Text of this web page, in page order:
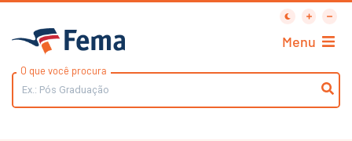
O que você procura
Menu